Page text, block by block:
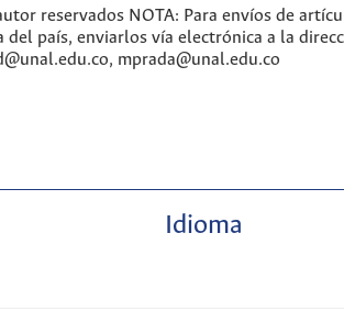
reservados NOTA: Para envíos de
del país, enviarlos vía electrónica a la
mprada@unal.edu.co
Idioma